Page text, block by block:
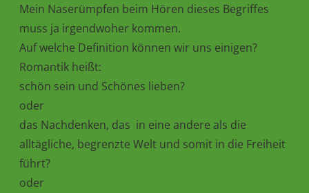
Mein Naserümpfen beim Hören dieses Begriffes
muss ja irgendwoher kommen.
Auf welche Definition können wir uns einigen?
Romantik heißt:
schön sein und Schönes lieben?
oder
das Nachdenken, das in eine andere als die
alltägliche, begrenzte Welt und somit in die Freiheit
führt?
oder